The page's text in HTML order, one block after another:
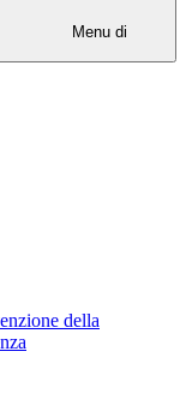
Menu di
della